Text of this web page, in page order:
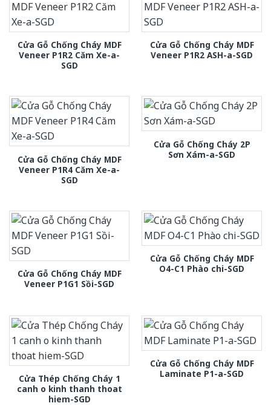
Cửa Gỗ Chống Cháy MDF
Veneer P1R2 Căm Xe-a-
SGD
Cửa Gỗ Chống Cháy MDF
Veneer P1R2 ASH-a-SGD
Cửa Gỗ Chống Cháy MDF
Veneer P1R4 Căm Xe-a-
SGD
Cửa Gỗ Chống Cháy 2P
Sơn Xám-a-SGD
Cửa Gỗ Chống Cháy MDF
Veneer P1G1 Sồi-SGD
Cửa Gỗ Chống Cháy MDF
O4-C1 Phào chi-SGD
Cửa Thép Chống Cháy 1
canh o kinh thanh thoat
hiem-SGD
Cửa Gỗ Chống Cháy MDF
Laminate P1-a-SGD